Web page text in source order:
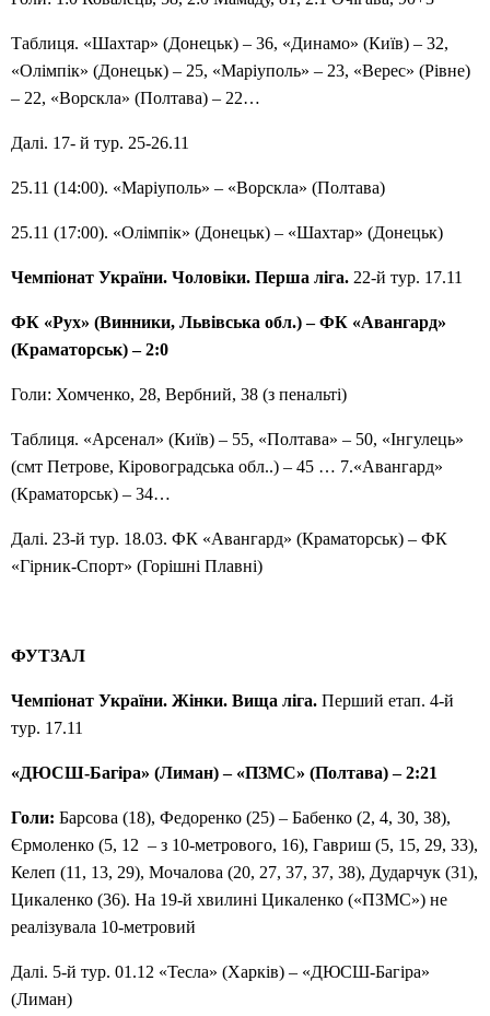
Таблиця. «Шахтар» (Донецьк) – 36, «Динамо» (Київ) – 32,
«Олімпік» (Донецьк) – 25, «Маріуполь» – 23, «Верес» (Рівне)
– 22, «Ворскла» (Полтава) – 22…
Далі. 17- й тур. 25-26.11
25.11 (14:00). «Маріуполь» – «Ворскла» (Полтава)
25.11 (17:00). «Олімпік» (Донецьк) – «Шахтар» (Донецьк)
Чемпіонат України. Чоловіки. Перша ліга. 22-й тур. 17.11
ФК «Рух» (Винники, Львівська обл.) – ФК «Авангард»
(Краматорськ) – 2:0
Голи: Хомченко, 28, Вербний, 38 (з пенальті)
Таблиця. «Арсенал» (Київ) – 55, «Полтава» – 50, «Інгулець»
(смт Петрове, Кіровоградська обл..) – 45 … 7.«Авангард»
(Краматорськ) – 34…
Далі. 23-й тур. 18.03. ФК «Авангард» (Краматорськ) – ФК
«Гірник-Спорт» (Горішні Плавні)
ФУТЗАЛ
Чемпіонат України. Жінки. Вища ліга. Перший етап. 4-й
тур. 17.11
«ДЮСШ-Багіра» (Лиман) – «ПЗМС» (Полтава) –2:21
Голи: Барсова (18), Федоренко (25) – Бабенко (2, 4, 30, 38),
Єрмоленко (5, 12 – з 10-метрового, 16), Гавриш (5, 15, 29, 33),
Келеп (11, 13, 29), Мочалова (20, 27, 37, 37, 38), Дударчук (31),
Цикаленко (36). На 19-й хвилині Цикаленко («ПЗМС») не
реалізувала 10-метровий
Далі. 5-й тур. 01.12 «Тесла» (Харків) – «ДЮСШ-Багіра»
(Лиман)